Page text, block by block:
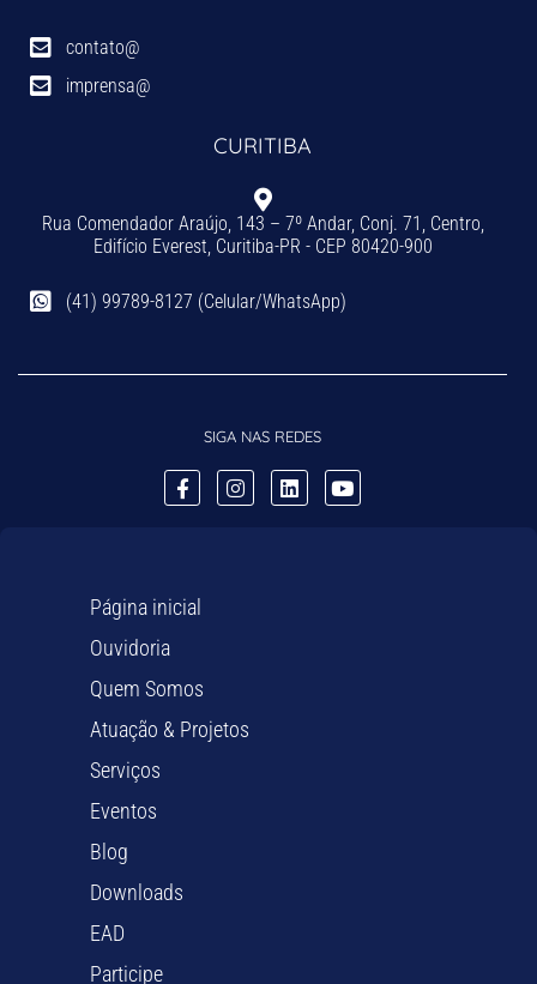
contato@
imprensa@
CURITIBA
Rua Comendador Araújo, 143 – 7º Andar, Conj. 71, Centro,
Edifício Everest, Curitiba-PR - CEP 80420-900
(41) 99789-8127 (Celular/WhatsApp)
SIGA NAS REDES
Página inicial
Ouvidoria
Quem Somos
Atuação & Projetos
Serviços
Eventos
Blog
Downloads
EAD
Participe